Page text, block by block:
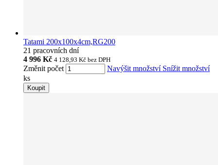
Tatami 200x100x4cm,RG200
21 pracovních dní
4 996 Kč 4 128,93 Kč bez DPH
Změnit počet Navýšit množství Snížit množství
ks
Koupit